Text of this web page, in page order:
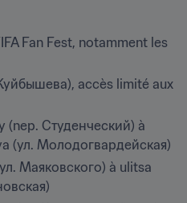
Fan Fest, notamment les
accès limité aux
(nер. Студенческий) à
(ул. Молодогвардейская)
Маяковского) à ulitsa